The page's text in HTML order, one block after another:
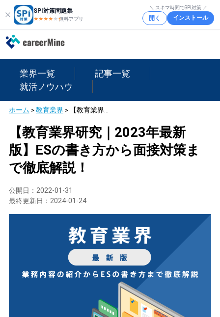
SPI対策問題集
★★★★ ★★
無料アプリ
＼ スキマ時間でSPI対策 ／
開く インストール
業界一覧
記事一覧
就活ノウハウ
ホーム >教育業界 >
【教育業界研究｜2023年最新
版】ESの書き方から面接対策ま
で徹底解説！
公開日： 2022-01-31
最終更新日： 2024-01-24